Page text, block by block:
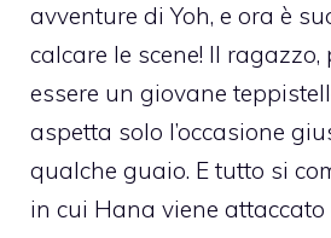
avventure di Yoh, e ora è
calcare le scene! Il ragazzo,
essere un giovane
aspetta solo l’occasione
qualche guaio. E tutto si
in cui Hana viene